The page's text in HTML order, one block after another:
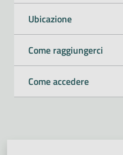
Ubicazione
Come raggiungerci
Come accedere